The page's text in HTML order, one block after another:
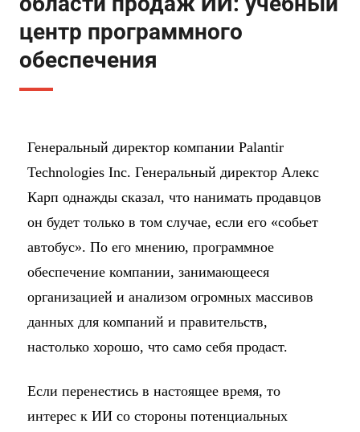
центр программного
обеспечения
Генеральный директор компании Palantir
Technologies Inc. Генеральный директор Алекс
Карп однажды сказал, что нанимать продавцов
он будет только в том случае, если его «собьет
автобус». По его мнению, программное
обеспечение компании, занимающееся
организацией и анализом огромных массивов
данных для компаний и правительств,
настолько хорошо, что само себя продаст.
Если перенестись в настоящее время, то
интерес к ИИ со стороны потенциальных